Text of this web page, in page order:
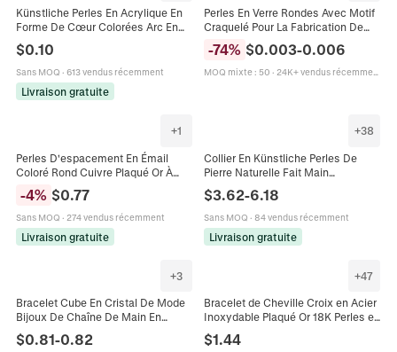
Künstliche Perles En Acrylique En
Forme De Cœur Colorées Arc En
Ciel Nacrées DIY Pour Collier
Bracelet Chaîne De Téléphone
Accessoire
$0.10
Sans MOQ · 613 vendus récemment
Livraison gratuite
Perles En Verre Rondes Avec Motif
Craquelé Pour La Fabrication De
Bijoux DIY Perles En Vrac Colorées
Pour Bracelets Et Colliers
-74% $0.003-0.006
MOQ mixte: 50 · 24K+ vendus récemment
+1
Perles D'espacement En Émail
Coloré Rond Cuivre Plaqué Or À
Bracelet Collier DIY
-4% $0.77
Sans MOQ · 274 vendus récemment
Livraison gratuite
+38
Collier En Künstliche Perles De
Pierre Naturelle Fait Main
Bohème Colorés Ras Du Cou
Bracelet Pour Femmes Hommes
Style Plage
$3.62-6.18
Sans MOQ · 84 vendus récemment
Livraison gratuite
+3
Bracelet Cube En Cristal De Mode
Bijoux De Chaîne De Main En
Perles Colorées Géométriques Pour
Femmes Hommes Couples Chic
$0.81-0.82
+47
Bracelet de Cheville Croix en Acier
Inoxydable Plaqué Or 18K Perles en
Émail Coloré Style Religieux Bijoux
Ajustables Femme
$1.44